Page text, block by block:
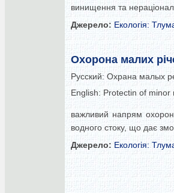
винищення та
Джерело: Екологія:
Охорона малих
Русский: Охрана малых
English: Protectin of minor
важливий напрям
водного стоку, що дає
Джерело: Екологія: